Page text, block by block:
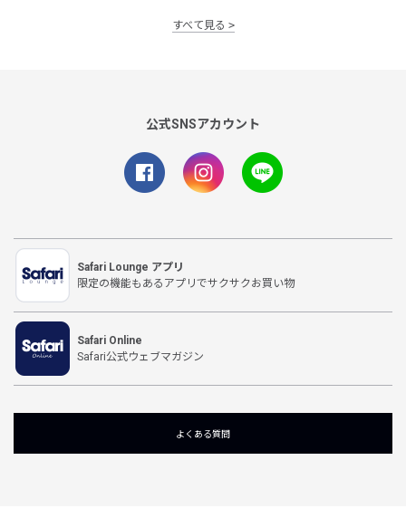
すべて見る
公式SNSアカウント
Safari Lounge アプリ
限定の機能もあるアプリでサクサクお買い物
Safari Online
Safari公式ウェブマガジン
よくある質問